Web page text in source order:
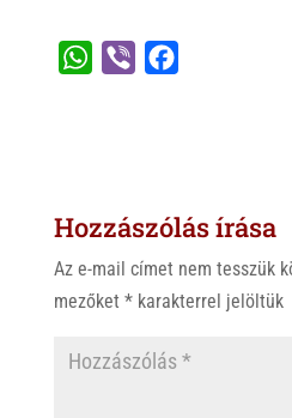
A
p
o
k
Hozzászólás írása
Az e-mail címet nem tesszük
mezőket *karakterrel jelöltük